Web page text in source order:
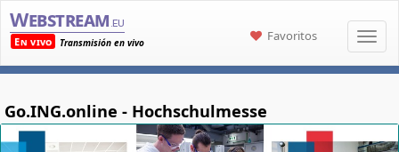
Webstream .eu
En vivo
Transmisión en vivo Favoritos
Go.ING.online - Hochschulmesse